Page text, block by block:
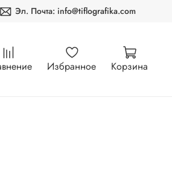
Эл. Почта: info@tiflografika.com
Избранное Корзина